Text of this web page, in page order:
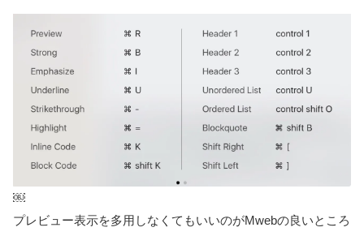
￼
プレビュー表示を多用しなくてもいいのがMwebの良いところ